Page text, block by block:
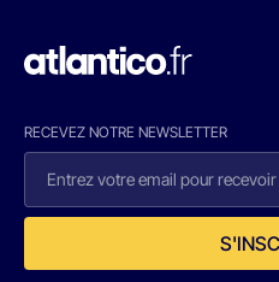
RECEVEZ NOTRE NEWSLETTER